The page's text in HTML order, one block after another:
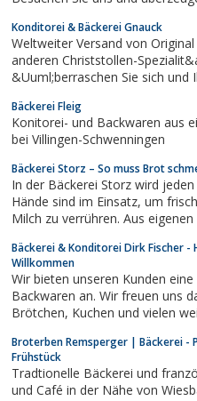
Konditorei & Bäckerei Gnauck
Weltweiter Versand von
anderen Christstollen-
&Uuml;berraschen Sie sich und
Bäckerei Fleig
Konitorei- und Backwaren aus
bei Villingen-Schwenningen
Bäckerei Storz – So muss Brot
In der Bäckerei Storz wird
Hände sind im Einsatz, um frische Eier zu schlagen und frische
Milch zu verrühren. Aus
Produkt, das in den Brotkorb unserer Kunden wandert, warm
und duftend aus...
Bäckerei & Konditorei Dirk Fischer -
Willkommen
Wir bieten unseren Kunden
Backwaren an. Wir freuen uns darauf, unsere
Brötchen, Kuchen und vielen weiteren Gebäcken ständig neu zu
Vordergrund.
Broterben Remsperger | Bäckerei -
Frühstück
Tradtionelle Bäckerei und
und Café in der Nähe von